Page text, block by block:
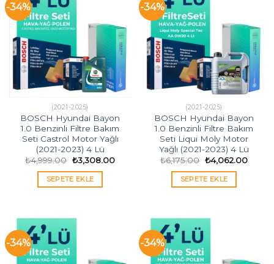
-34%
(2021-2025)
BOSCH Hyundai Bayon
1.0 Benzinli Filtre Bakım
Seti Castrol Motor Yağlı
(2021-2023) 4 Lü
₺4,999.00 Orijinal
fiyat:
₺4,999.00.
₺3,308.00Şu
SEPETE EKLE
-34%
(2021-2025)
BOSCH Hyundai Bayon
1.0 Benzinli Filtre Bakım
Seti Liqui Moly Motor
Yağlı (2021-2023) 4 Lü
₺6,175.00 Orijinal
fiyat:
₺6,175.00.
₺4,062.00Şu
SEPETE EKLE
-34% -34%